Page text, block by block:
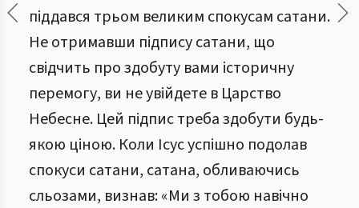
піддався трьом великим спокусам сатани.
Не отримавши підпису сатани, що
свідчить про здобуту вами історичну
перемогу, ви не увійдете в Царство
Небесне. Цей підпис треба здобути будь-
якою ціною. Коли Ісус успішно подолав
спокуси сатани, сатана, обливаючись
сльозами, визнав: «Ми з тобою навічно